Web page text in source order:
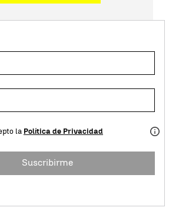
la Política de Privacidad
Suscribirme